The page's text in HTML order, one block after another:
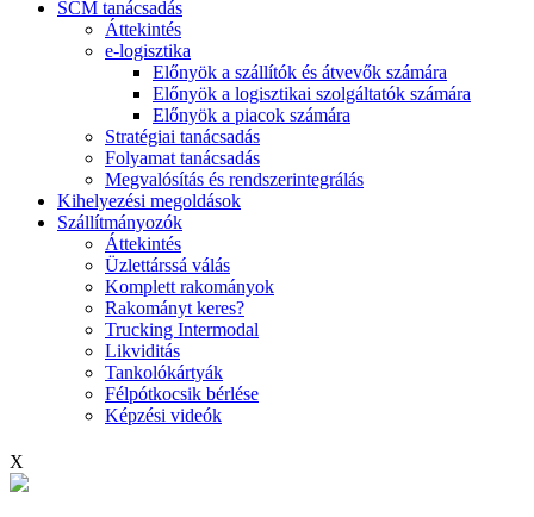
SCM tanácsadás
Áttekintés
e-logisztika
Előnyök a szállítók és átvevők számára
Előnyök a logisztikai szolgáltatók számára
Előnyök a piacok számára
Stratégiai tanácsadás
Folyamat tanácsadás
Megvalósítás és rendszerintegrálás
Kihelyezési megoldások
Szállítmányozók
Áttekintés
Üzlettárssá válás
Komplett rakományok
Rakományt keres?
Trucking Intermodal
Likviditás
Tankolókártyák
Félpótkocsik bérlése
Képzési videók
X